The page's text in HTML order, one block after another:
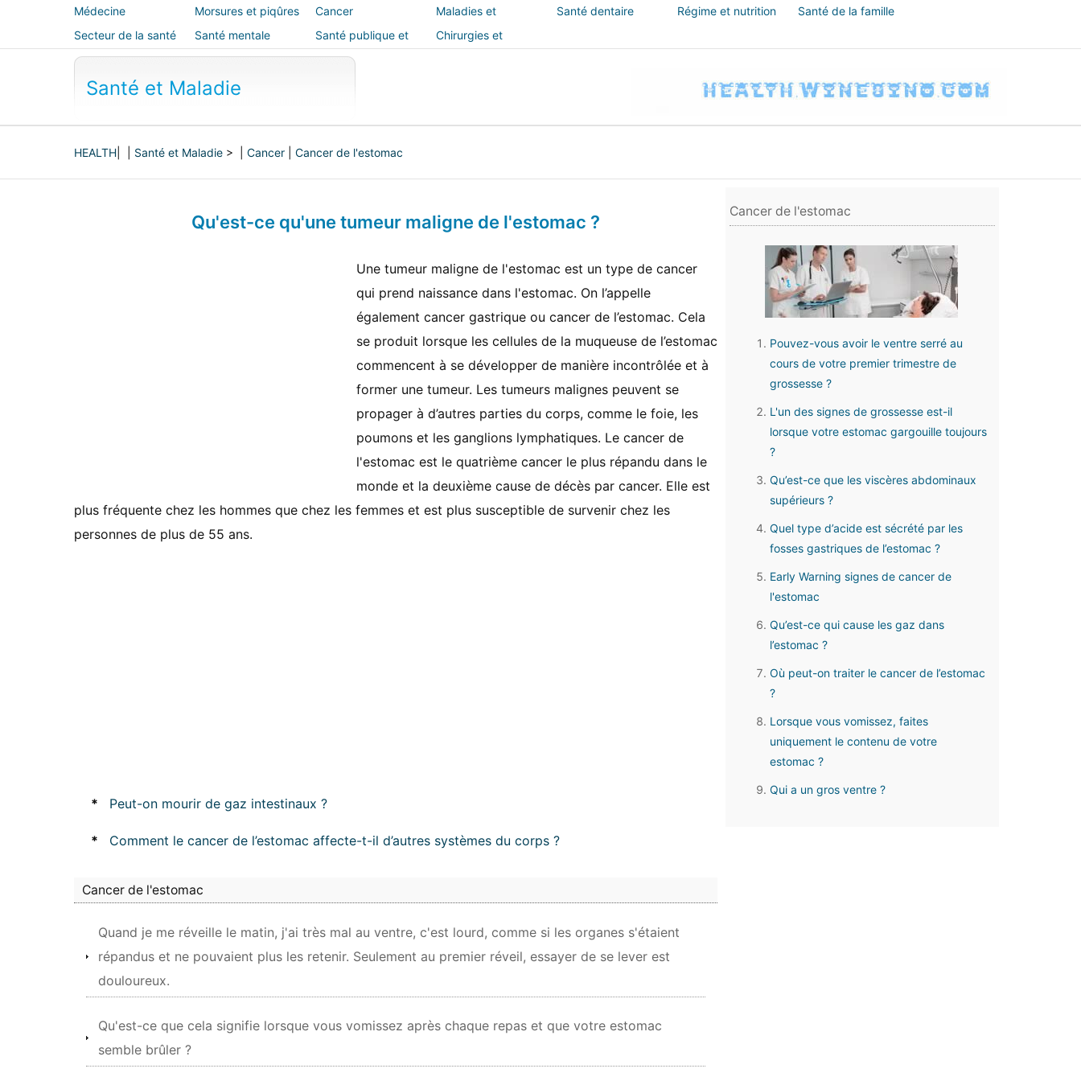
Médecine
alternative
Morsures et piqûres Cancer
Maladies et
traitements
Santé dentaire Régime et nutrition
Santé de la famille
Secteur de la santé
Santé mentale
Santé publique et
sécurité
Chirurgies et
Santé et Maladie
HEALTH Santé et Maladie > | Cancer Cancer de l'estomac
Qu'est-ce qu'une tumeur maligne de l'estomac ?
Une tumeur maligne de l'estomac est un type de cancer
qui prend naissance dans l'estomac. On l’appelle
également cancer gastrique ou cancer de l’estomac. Cela
se produit lorsque les cellules de la muqueuse de l’estomac
commencent à se développer de manière incontrôlée et à
former une tumeur. Les tumeurs malignes peuvent se
propager à d’autres parties du corps, comme le foie, les
poumons et les ganglions lymphatiques. Le cancer de
l'estomac est le quatrième cancer le plus répandu dans le
monde et la deuxième cause de décès par cancer. Elle est
plus fréquente chez les hommes que chez les femmes et est plus susceptible de survenir chez les
personnes de plus de 55 ans.
* Peut-on mourir de gaz intestinaux ?
* Comment le cancer de l’estomac affecte-t-il d’autres systèmes du corps ?
Cancer de l'estomac
Quand je me réveille le matin, j'ai très mal au ventre, c'est lourd, comme si les organes s'étaient
répandus et ne pouvaient plus les retenir. Seulement au premier réveil, essayer de se lever est
douloureux.
Qu'est-ce que cela signifie lorsque vous vomissez après chaque repas et que votre estomac
semble brûler ?
Cancer de l'estomac
Pouvez-vous avoir le ventre serré au
cours de votre premier trimestre de
grossesse ?
L'un des signes de grossesse est-il
lorsque votre estomac gargouille toujours
?
Qu’est-ce que les viscères abdominaux
supérieurs ?
Quel type d’acide est sécrété par les
fosses gastriques de l’estomac ?
Early Warning signes de cancer de
l'estomac
Qu’est-ce qui cause les gaz dans
l’estomac ?
Où peut-on traiter le cancer de l’estomac
?
Lorsque vous vomissez, faites
uniquement le contenu de votre
estomac ?
Qui a un gros ventre ?